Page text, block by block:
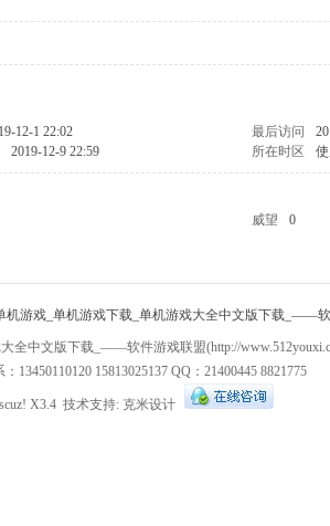
12-1 22:02 最后访问
2019-12-9 22:59 所在时区
威望
0
机游戏_单机游戏下载_单机游戏大全中文版下载_——
全中文版下载_——软件游戏联盟(http://
13450110120 15813025137 QQ：21400445 8821775
X3.4 技术支持: 克米设计